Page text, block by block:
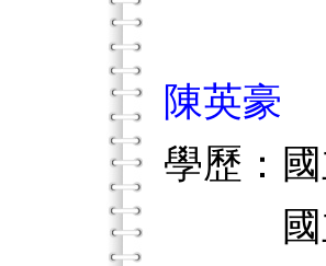
陳英豪
學歷：
國立